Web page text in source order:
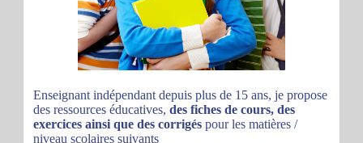
Enseignant indépendant depuis plus de 15 ans, je propose
des ressources éducatives, des fiches de cours, des
exercices ainsi que des corrigés pour les matières /
niveau scolaires suivants